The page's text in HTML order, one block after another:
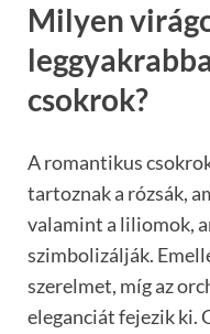
Milyen
csokrok?
A romantikus
tartoznak a rózsák,
valamint a liliomok,
szimbolizálják.
szerelmet, míg az
eleganciát fejezik ki.